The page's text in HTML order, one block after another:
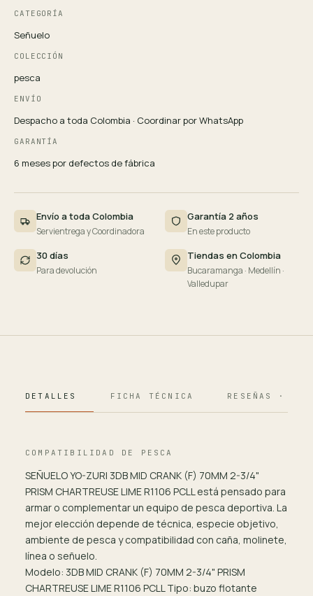
CATEGORÍA
Señuelo
COLECCIÓN
pesca
ENVÍO
Despacho a toda Colombia · Coordinar por WhatsApp
GARANTÍA
6 meses por defectos de fábrica
Envío a toda Colombia
Servientrega y Coordinadora
Garantía 2 años
En este producto
30 días
Para devolución
Tiendas en Colombia
Bucaramanga · Medellín ·
Valledupar
DETALLES FICHA TÉCNICA RESEÑAS · 124
COMPATIBILIDAD DE PESCA
SEÑUELO YO-ZURI 3DB MID CRANK (F) 70MM 2-3/4"
PRISM CHARTREUSE LIME R1106 PCLL está pensado para
armar o complementar un equipo de pesca deportiva. La
mejor elección depende de técnica, especie objetivo,
ambiente de pesca y compatibilidad con caña, molinete,
línea o señuelo.
Modelo: 3DB MID CRANK (F) 70MM 2-3/4" PRISM
CHARTREUSE LIME R1106 PCLL Tipo: buzo flotante